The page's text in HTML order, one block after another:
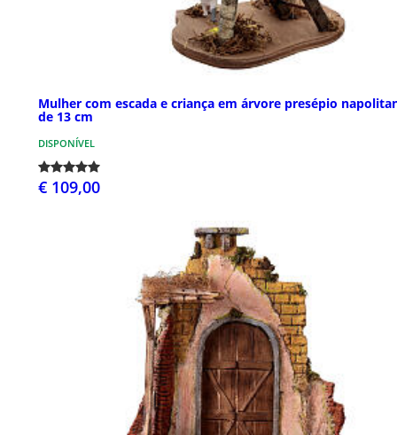
Mulher com escada e criança em árvore presépio
de 13 cm
DISPONÍVEL
€ 109,00